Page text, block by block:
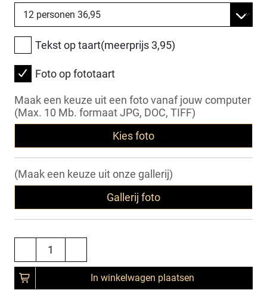
Tekst op taart(meerprijs 3,95)
Foto op fototaart
Maak een keuze uit een foto vanaf jouw computer
(Max. 10 Mb. formaat JPG, DOC, TIFF)
Kies foto
(Maak een keuze uit onze gallerij)
Gallerij foto
In winkelwagen plaatsen